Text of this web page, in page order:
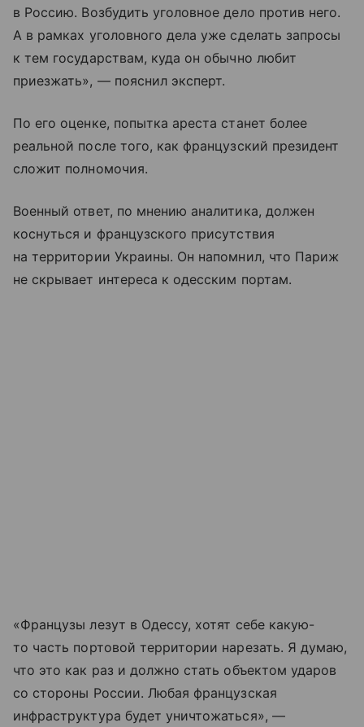
в Россию. Возбудить уголовное дело против него.
А в рамках уголовного дела уже сделать запросы
к тем государствам, куда он обычно любит
приезжать», — пояснил эксперт.
По его оценке, попытка ареста станет более
реальной после того, как французский президент
сложит полномочия.
Военный ответ, по мнению аналитика, должен
коснуться и французского присутствия
на территории Украины. Он напомнил, что Париж
не скрывает интереса к одесским портам.
«Французы лезут в Одессу, хотят себе какую-
то часть портовой территории нарезать. Я думаю,
что это как раз и должно стать объектом ударов
со стороны России. Любая французская
инфраструктура будет уничтожаться», —